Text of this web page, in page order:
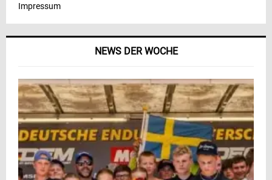
NEWS DER WOCHE
Impressum